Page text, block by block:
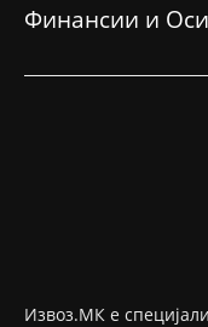
Финансии и
Извоз.МК е